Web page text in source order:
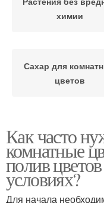
химии
Сахар для
цветов
Как часто
комнатные
полив
условиях?
Для начала